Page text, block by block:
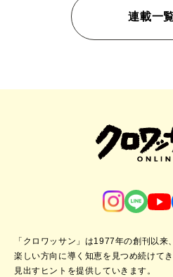
連載一
「クロワッサン」は1977年の創刊以来
楽しい方向に導く知恵を見つめ続けて
見出すヒントを提供していきます。